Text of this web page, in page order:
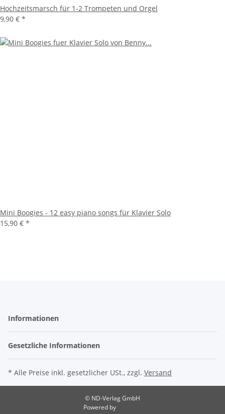
Hochzeitsmarsch für 1-2 Trompeten und Orgel
9,90 € *
Mini Boogies - 12 easy piano songs für Klavier Solo
15,90 € *
Informationen
Gesetzliche Informationen
* Alle Preise inkl. gesetzlicher USt., zzgl. Versand
© ND-Verlag GmbH
Powered by